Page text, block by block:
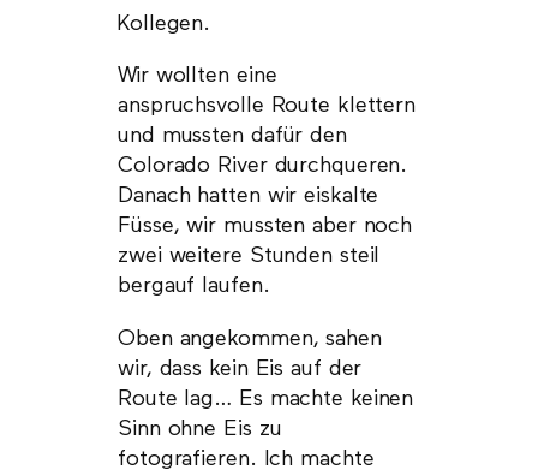
Kollegen.
Wir wollten eine
anspruchsvolle Route klettern
und mussten dafür den
Colorado River durchqueren.
Danach hatten wir eiskalte
Füsse, wir mussten aber noch
zwei weitere Stunden steil
bergauf laufen.
Oben angekommen, sahen
wir, dass kein Eis auf der
Route lag… Es machte keinen
Sinn ohne Eis zu
fotografieren. Ich machte